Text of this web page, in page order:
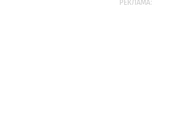
РЕКЛАМА: